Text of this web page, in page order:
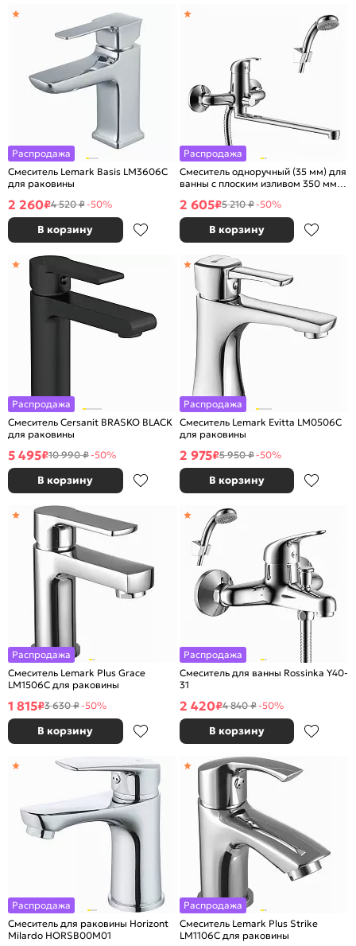
Распродажа
Смеситель Lemark Basis LM3606C
для раковины
2 260₽4 520 ₽-50%
В корзину
Распродажа
Смеситель одноручный (35 мм) для
ванны с плоским изливом 350 мм,
2 605₽5 210 ₽-50%
В корзину
Распродажа
Смеситель Cersanit BRASKO BLACK
для раковины
5 495₽10 990 ₽-50%
В корзину
Распродажа
Смеситель Lemark Evitta LM0506C
для раковины
2 975₽5 950 ₽-50%
В корзину
Распродажа
Смеситель Lemark Plus Grace
LM1506С для раковины
1 815₽3 630 ₽-50%
В корзину
Распродажа
Смеситель для ванны Rossinka Y40-
31
2 420₽4 840 ₽-50%
В корзину
Распродажа
Смеситель для раковины Horizont
Milardo HORSB00M01
Распродажа
Смеситель Lemark Plus Strike
LM1106C для раковины